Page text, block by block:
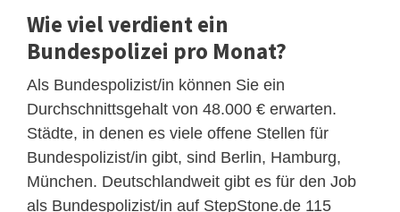
Wie viel verdient ein
Bundespolizei pro Monat?
Als Bundespolizist/in können Sie ein
Durchschnittsgehalt von 48.000 € erwarten.
Städte, in denen es viele offene Stellen für
Bundespolizist/in gibt, sind Berlin, Hamburg,
München. Deutschlandweit gibt es für den Job
als Bundespolizist/in auf StepStone.de 115